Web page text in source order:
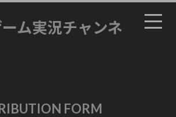
ム実況チャンネ
FORM